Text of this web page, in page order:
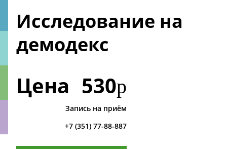
Исследование на
демодекс
Цена 530р
Запись на приём
+7 (351) 77-88-887